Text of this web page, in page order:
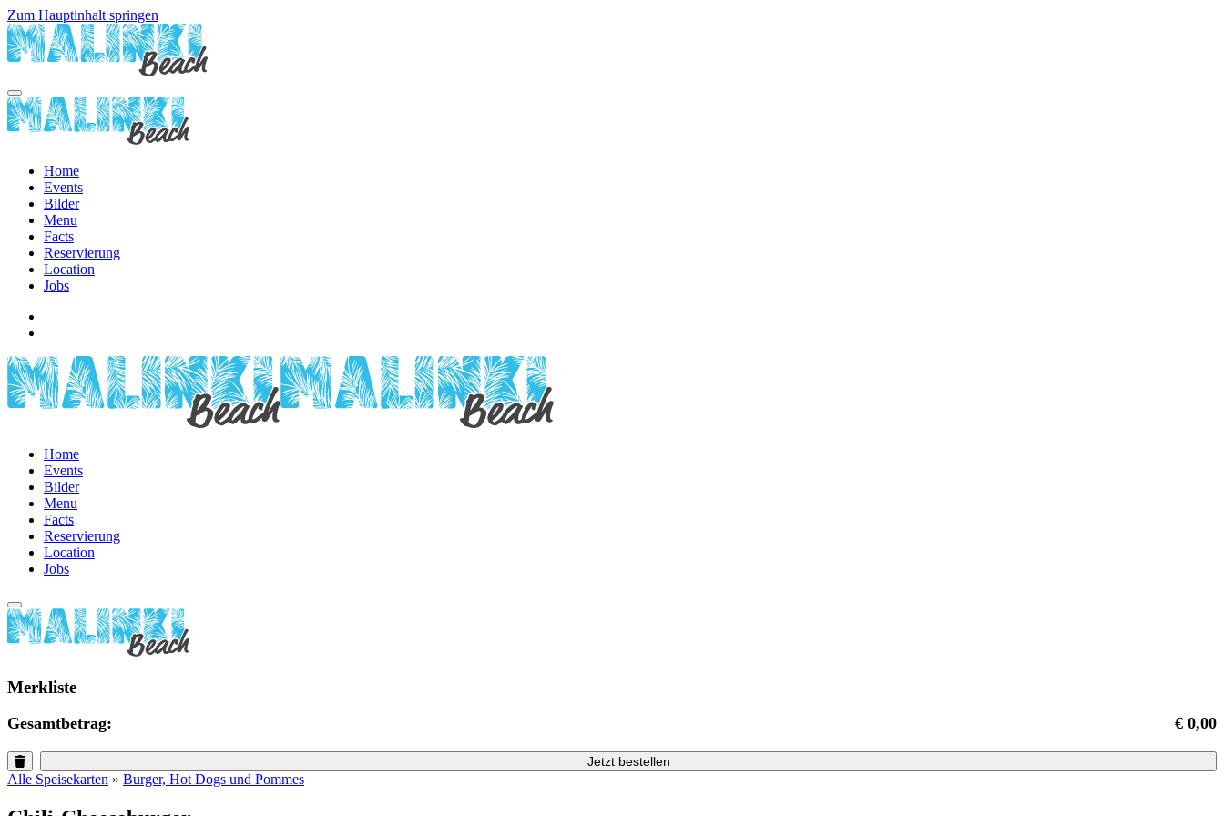
Zum Hauptinhalt springen
Home
Events
Bilder
Menu
Facts
Reservierung
Location
Jobs
Home
Events
Bilder
Menu
Facts
Reservierung
Location
Jobs
Merkliste
Gesamtbetrag: € 0,00
Jetzt bestellen
Alle Speisekarten » Burger, Hot Dogs und Pommes